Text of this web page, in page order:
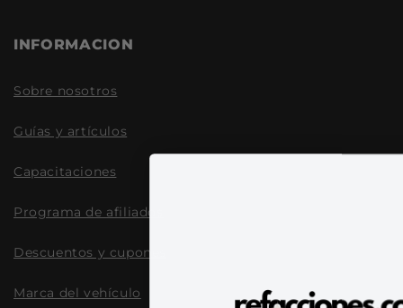
INFORMACION
Sobre nosotros
Guías y artículos
Capacitaciones
Programa de afiliados
Descuentos y cupones
Marca del vehículo